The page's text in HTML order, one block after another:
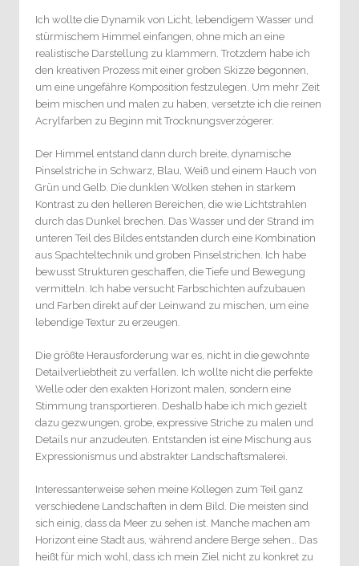
Ich wollte die Dynamik von Licht, lebendigem Wasser und
stürmischem Himmel einfangen, ohne mich an eine
realistische Darstellung zu klammern. Trotzdem habe ich
den kreativen Prozess mit einer groben Skizze begonnen,
um eine ungefähre Komposition festzulegen. Um mehr Zeit
beim mischen und malen zu haben, versetzte ich die reinen
Acrylfarben zu Beginn mit Trocknungsverzögerer.
Der Himmel entstand dann durch breite, dynamische
Pinselstriche in Schwarz, Blau, Weiß und einem Hauch von
Grün und Gelb. Die dunklen Wolken stehen in starkem
Kontrast zu den helleren Bereichen, die wie Lichtstrahlen
durch das Dunkel brechen. Das Wasser und der Strand im
unteren Teil des Bildes entstanden durch eine Kombination
aus Spachteltechnik und groben Pinselstrichen. Ich habe
bewusst Strukturen geschaffen, die Tiefe und Bewegung
vermitteln. Ich habe versucht Farbschichten aufzubauen
und Farben direkt auf der Leinwand zu mischen, um eine
lebendige Textur zu erzeugen.
Die größte Herausforderung war es, nicht in die gewohnte
Detailverliebtheit zu verfallen. Ich wollte nicht die perfekte
Welle oder den exakten Horizont malen, sondern eine
Stimmung transportieren. Deshalb habe ich mich gezielt
dazu gezwungen, grobe, expressive Striche zu malen und
Details nur anzudeuten. Entstanden ist eine Mischung aus
Expressionismus und abstrakter Landschaftsmalerei.
Interessanterweise sehen meine Kollegen zum Teil ganz
verschiedene Landschaften in dem Bild. Die meisten sind
sich einig, dass da Meer zu sehen ist. Manche machen am
Horizont eine Stadt aus, während andere Berge sehen… Das
heißt für mich wohl, dass ich mein Ziel nicht zu konkret zu